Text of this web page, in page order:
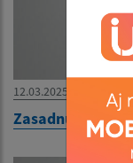
12.03.2025
Zasadnutie